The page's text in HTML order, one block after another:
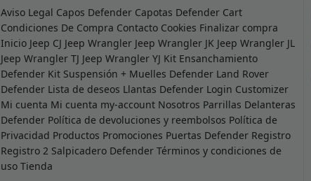
Aviso Legal Capos Defender Capotas Defender Cart
Condiciones De Compra Contacto Cookies Finalizar compra
Inicio Jeep CJ Jeep Wrangler Jeep Wrangler JK Jeep Wrangler JL
Jeep Wrangler TJ Jeep Wrangler YJ Kit Ensanchamiento
Defender Kit Suspensión + Muelles Defender Land Rover
Defender Lista de deseos Llantas Defender Login Customizer
Mi cuenta Mi cuenta my-account Nosotros Parrillas Delanteras
Defender Política de devoluciones y reembolsos Política de
Privacidad Productos Promociones Puertas Defender Registro
Registro 2 Salpicadero Defender Términos y condiciones de
uso Tienda